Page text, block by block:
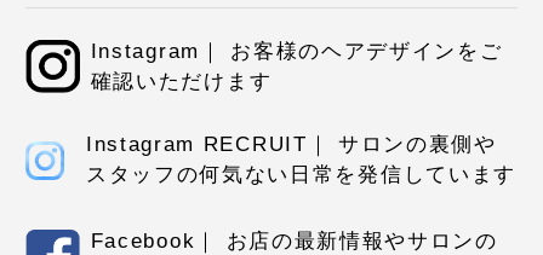
Instagram｜ お客様のヘアデザインをご
確認いただけます
Instagram RECRUIT｜ サロンの裏側や
スタッフの何気ない日常を発信しています
Facebook｜ お店の最新情報やサロンの